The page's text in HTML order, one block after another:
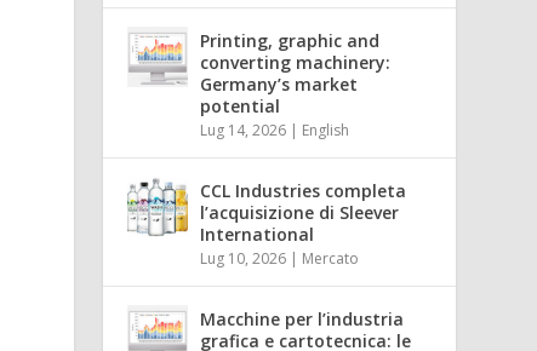
Printing, graphic and
converting machinery:
Germany’s market
potential
Lug 14, 2026 | English
CCL Industries completa
l’acquisizione di Sleever
International
Lug 10, 2026 | Mercato
Macchine per l’industria
grafica e cartotecnica: le